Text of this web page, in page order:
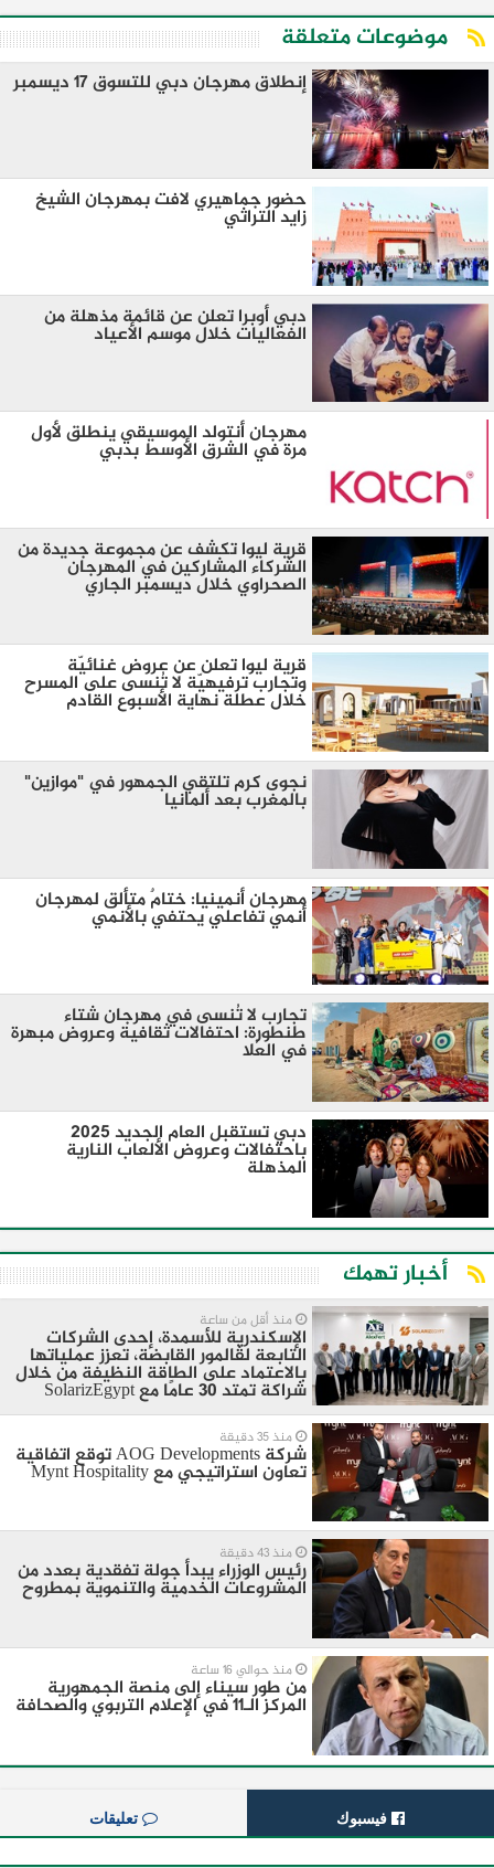
موضوعات متعلقة
إنطلاق مهرجان دبي للتسوق 17 ديسمبر
حضور جماهيري لافت بمهرجان الشيخ
زايد التراثي
دبي أوبرا تعلن عن قائمة مذهلة من
الفعاليات خلال موسم الأعياد
مهرجان أنتولد الموسيقي ينطلق لأول
مرة في الشرق الأوسط بدبي
قرية ليوا تكشف عن مجموعة جديدة من
الشركاء المشاركين في المهرجان
الصحراوي خلال ديسمبر الجاري
قرية ليوا تعلن عن عروض غنائيّة
وتجارب ترفيهيّة لا تُنسى على المسرح
خلال عطلة نهاية الأسبوع القادم
نجوى كرم تلتقي الجمهور في "موازين"
بالمغرب بعد ألمانيا
مهرجان أنمينيا: ختامٌ متألق لمهرجان
أنمي تفاعلي يحتفي بالأنمي
تجارب لا تُنسى في مهرجان شتاء
طنطورة: احتفالات ثقافية وعروض مبهرة
في العُلا
دبي تستقبل العام الجديد 2025
باحتفالات وعروض الألعاب النارية
المذهلة
أخبار تهمك
منذ أقل من ساعة
الإسكندرية للأسمدة، إحدى الشركات
التابعة لڤالمور القابضة، تعزز عملياتها
بالاعتماد على الطاقة النظيفة من خلال
شراكة تمتد 30 عامًا مع SolarizEgypt
منذ 35 دقيقة
شركة AOG Developments توقع اتفاقية
تعاون استراتيجي مع Mynt Hospitality
منذ 43 دقيقة
رئيس الوزراء يبدأ جولة تفقدية بعدد من
المشروعات الخدمية والتنموية بمطروح
منذ حوالي 16 ساعة
من طور سيناء إلى منصة الجمهورية
المركز الـ11 في الإعلام التربوي والصحافة
فيسبوك تعليقات